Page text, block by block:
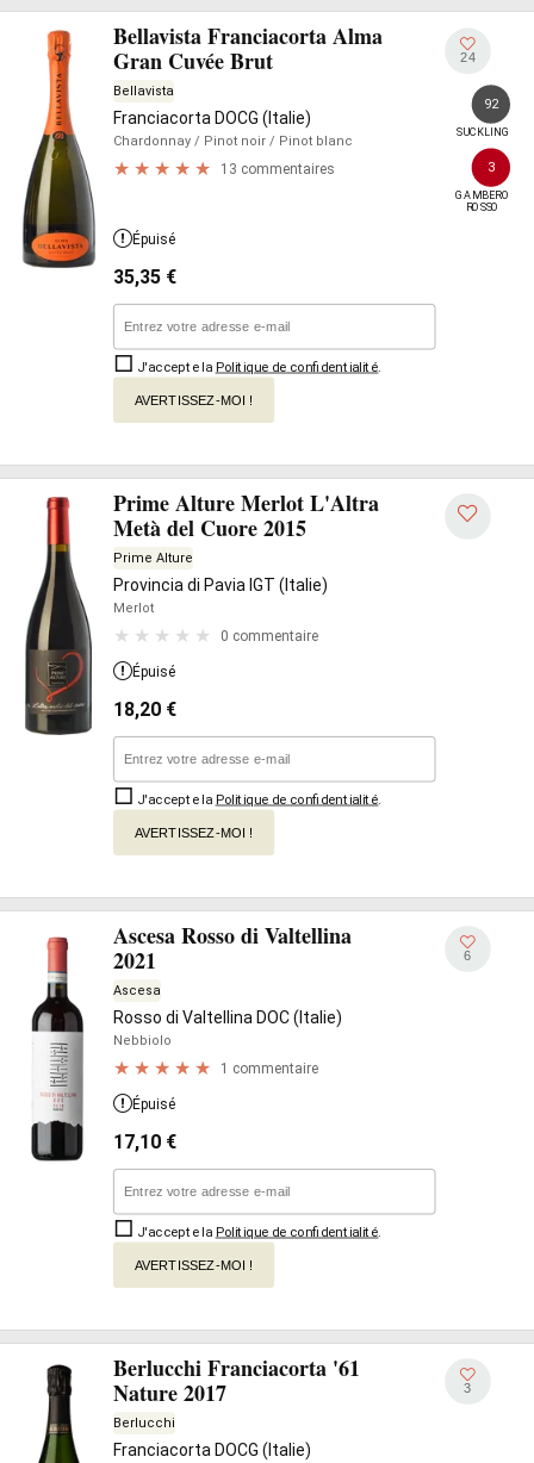
Bellavista Franciacorta Alma
Gran Cuvée Brut
Bellavista
Franciacorta DOCG (Italie)
Chardonnay / Pinot noir / Pinot blanc
13 commentaires
24
92
SUCKLING
3
GAMBERO
ROSSO
Épuisé
35,35 €
J'accepte la Politique de confidentialité
AVERTISSEZ-MOI !
Prime Alture Merlot L'Altra
Metà del Cuore 2015
Prime Alture
Provincia di Pavia IGT (Italie)
Merlot
0 commentaire
Épuisé
18,20 €
J'accepte la Politique de confidentialité
AVERTISSEZ-MOI !
Ascesa Rosso di Valtellina
2021
Ascesa
Rosso di Valtellina DOC (Italie)
Nebbiolo
1 commentaire
6
Épuisé
17,10 €
J'accepte la Politique de confidentialité
AVERTISSEZ-MOI !
Berlucchi Franciacorta '61
Nature 2017
Berlucchi
Franciacorta DOCG (Italie)
3